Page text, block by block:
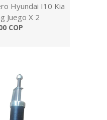
Hyundai I10 Kia
Juego X 2
COP